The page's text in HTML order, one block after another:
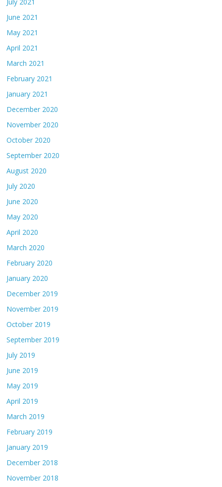
July 2021
June 2021
May 2021
April 2021
March 2021
February 2021
January 2021
December 2020
November 2020
October 2020
September 2020
August 2020
July 2020
June 2020
May 2020
April 2020
March 2020
February 2020
January 2020
December 2019
November 2019
October 2019
September 2019
July 2019
June 2019
May 2019
April 2019
March 2019
February 2019
January 2019
December 2018
November 2018